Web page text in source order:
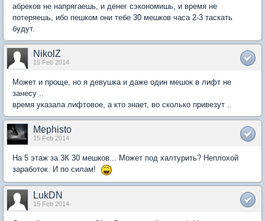
абреков не напрягаешь, и денег сэкономишь, и время не
потеряешь, ибо пешком они тебе 30 мешков часа 2-3 таскать
будут.
NikolZ
15 Feb 2014
Может и проще, но я девушка и даже один мешок в лифт не
занесу ..
время указала лифтовое, а кто знает, во сколько привезут ..
Mephisto
15 Feb 2014
На 5 этаж за 3К 30 мешков... Может под халтурить? Неплохой
заработок. И по силам!
LukDN
15 Feb 2014